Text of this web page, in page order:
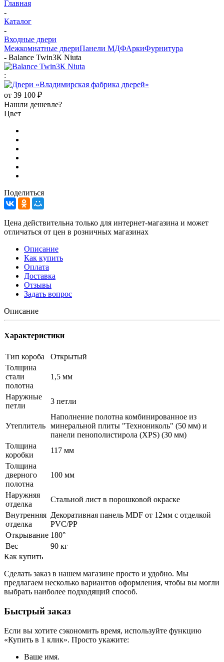
Главная
-
Каталог
-
Входные двери
Межкомнатные двериПанели МДФАркиФурнитура
- Balance Twin3К Niuta
:
от 39 100 ₽
Нашли дешевле?
Цвет
Поделиться
Цена действительна только для интернет-магазина и может
отличаться от цен в розничных магазинах
Описание
Как купить
Оплата
Доставка
Отзывы
Задать вопрос
Описание
Характеристики
Тип короба
Открытый
Толщина
стали
полотна
1,5 мм
Наружные
петли
3 петли
Утеплитель
Наполнение полотна комбинированное из
минеральной плиты "Технониколь" (50 мм) и
панели пенополистирола (XPS) (30 мм)
Толщина
коробки
117 мм
Толщина
дверного
полотна
100 мм
Наружняя
отделка
Стальной лист в порошковой окраске
Внутренняя
отделка
Декоративная панель MDF от 12мм с отделкой
PVC/PP
Открывание 180°
Вес
90 кг
Как купить
Сделать заказ в нашем магазине просто и удобно. Мы
предлагаем несколько вариантов оформления, чтобы вы могли
выбрать наиболее подходящий способ.
Быстрый заказ
Если вы хотите сэкономить время, используйте функцию
«Купить в 1 клик». Просто укажите:
Ваше имя.